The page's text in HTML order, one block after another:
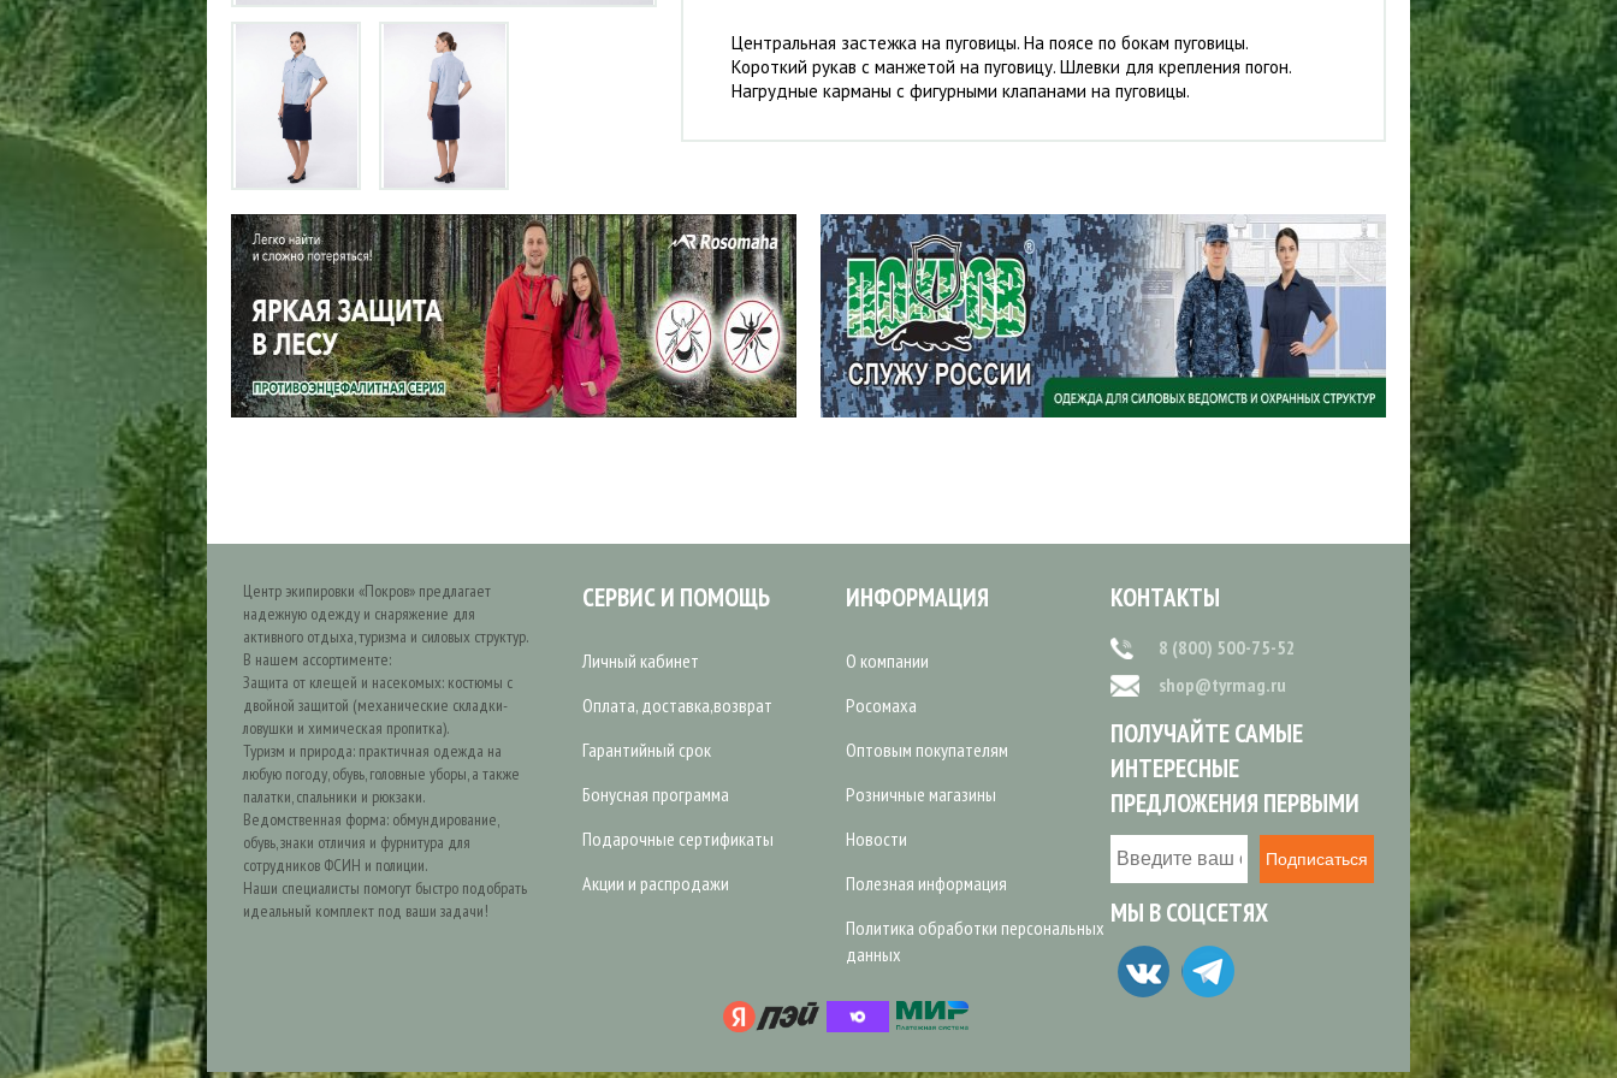
Центральная застежка на пуговицы. На поясе по бокам пуговицы.
Короткий рукав с манжетой на пуговицу. Шлевки для крепления погон.
Нагрудные карманы с фигурными клапанами на пуговицы.
Центр экипировки «Покров» предлагает
надежную одежду и снаряжение для
активного отдыха, туризма и силовых структур.
В нашем ассортименте:
Защита от клещей и насекомых: костюмы с
двойной защитой (механические складки-
ловушки и химическая пропитка).
Туризм и природа: практичная одежда на
любую погоду, обувь, головные уборы, а также
палатки, спальники и рюкзаки.
Ведомственная форма: обмундирование,
обувь, знаки отличия и фурнитура для
сотрудников ФСИН и полиции.
Наши специалисты помогут быстро подобрать
идеальный комплект под ваши задачи!
СЕРВИС И ПОМОЩЬ
Личный кабинет
Оплата, доставка,возврат
Гарантийный срок
Бонусная программа
Подарочные сертификаты
Акции и распродажи
ИНФОРМАЦИЯ
О компании
Росомаха
Оптовым покупателям
Розничные магазины
Новости
Полезная информация
Политика обработки персональных
данных
КОНТАКТЫ
8 (800) 500-75-52
shop@tyrmag.ru
ПОЛУЧАЙТЕ САМЫЕ
ИНТЕРЕСНЫЕ
ПРЕДЛОЖЕНИЯ ПЕРВЫМИ
Подписаться
МЫ В СОЦСЕТЯХ